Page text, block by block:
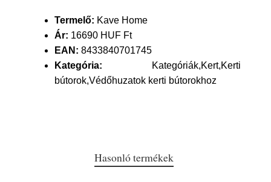
Termelő: Kave Home
Ár: 16690 HUF Ft
EAN: 8433840701745
Kategória: Kategóriák,Kert,Kerti
bútorok,Védőhuzatok kerti bútorokhoz
Hasonló termékek